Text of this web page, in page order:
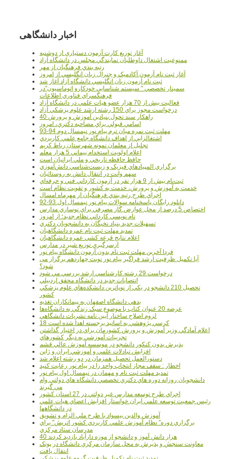
اخبار دانشگاهی
آغاز توزيع کارت آزمون دستياري از دوشنبه
ممنوعيت اشتغال داوطلبان نمايندگي مجلس در دانشگاه آزاد
رتبه بندي فرهنگيان از مهر
آغاز ثبت نام آزمون آکادميک و جنرال زبان انگليسي از امروز
ثبت نام آزمون زبان انگليسي دانشگاه آزاد آغاز شد
سمينار تخصصي " سيستم شناسايي خودکارو اتوماسيون"در
فرهنگسراي فناوري اطلاعات
فعاليت بيش از 70 هزار عضو هيات علمي در دانشگاه آزاد
درخواست مجوز براي 150 رشته ارشد علوم پزشکي آزاد
40 راهکار سند تحول بنيادين آموزش و پرورش
اسامي قبولي براي مصاحبه دکتري، امروز
مهلت ثبت نمره میان ترم پیام نور نیمسال دوم 94-93
اشتغالزايي از اهداف دانشگاه جامع علمي کاربردي
تجليل از معلمان نمونه شهرستان رباط کريم
اعلام اولويت استخدام پيماني 5 هزار معلم
حافظ حافظه تاريخي و ملي ايرانيان است
برگزاري المپيادهاي فيزيک و زيست‌شناسي دانش‌آموزي
سهم وانت در انتقال دانش به روستائيان
ثبت‌نام بيش از 9 هزار نفر در آزمون کارداني فني و حرفه‌اي
خدمت به آموزش و پرورش، خدمت به کشور و تقويت نظام است
اجراي طرح رتبه بندي فرهنگيان از مهرماه امسال
دانلود رایگان پاسخنامه سوالات پیام نور نیمسال اول 93-92
اختصاص 5 درصد از محل عوارض گاز مصرفي براي نوسازي مدارس
نام نويسي کارداني نظام جديد؛ از امروز
تسهيلات جديد بنياد نخبگان به دانشجويان دکتري
تمديد مهلت ثبت نام عمره دانشگاهيان
اعلام نتايج قرعه کشي عمره دانشگاهيان
ازسرگيري توزيع شير در مدارس
فردا آخرین مهلت ثبت نام بدون آزمون دانشگاه پیام نور
آیا تکمیل ظرفیت ارشد فراگیر پیام نور نوبت چهاردهم برگزار می
شود؟
درخواست 29 رشته کارشناسي ارشد بررسي مي شود
انتصابات جديد در دانشگاه محقق اردبيلي
تحصيل 210 دانشجو در يکي از نوپاترين دانشکده‌هاي علوم پزشکي
کشور
بدهي دانشگاه اصفهان به پيمانکاران تغذيه
عرضه 20 عنوان کتاب با موضوع سبک زندگي به دانشگاه‌ها
لزوم اصلاح ساختار آيين نامه نشريات دانشگاهي
18 کرسي پژوهشي به اساتيد برجسته اهدا شده است
اعلام آمادگي وزير آموزش و پرورش کشورمان براي در اختيار گذاشتن
تجربيات آموزشي به ديگر کشورهاي
پذيرش بدون کنکور دانشجو در موسسه آموزش عالي قشم
افزايش تبادلات علمي و آموزشي ايران و ژاپن
دستورالعمل تحصیل همزمان در دو رشته اعلام شد
اخطار : سقف مجاز انتخاب واحد را در پیام نور رعایت کنید
تمدید مهلت ثبت نام و مهمان در نیمسال اول پیام نور
دانشجويان روزانه دوره هاي دكتري تخصصي دانشگاه هاي دولتي وام
مي گيرند
اجراي طرح توسعه مدارس غير دولتي در 27 استان کشور
رئيس جمعيت توسعه علمي ايران خواستار افزايش اعضاي هيات علمي
در دانشگاهها
آموزش والدين بيسواد با طرح ملي الزام و تشويق
برگزاري دوره" نظام آموزش علمي كاربردي كشور اتريش" براي
مدرسان ستاد مرکزي
40 هزار دانش آموز و دانشجو از موزه دارآباد بازديد کردند
معاونت سنجش و پذيرش به محل سازمان مرکزي دانشگاه در پونک
انتقال يافت